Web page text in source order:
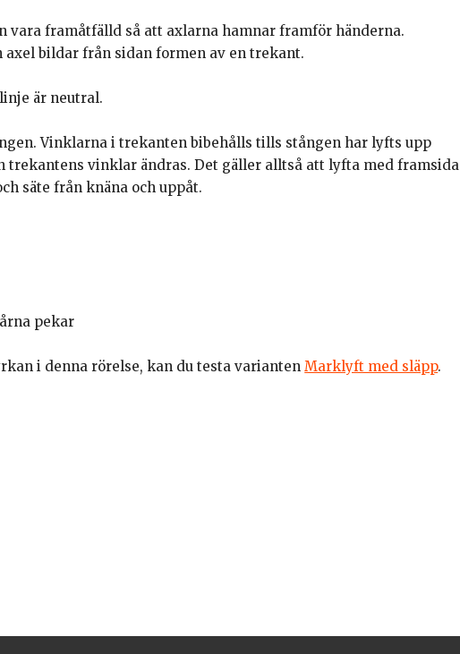
vara framåtfälld så att axlarna hamnar framför händerna.
bildar från sidan formen av en trekant.
är neutral.
Vinklarna i trekanten bibehålls tills stången har lyfts upp
trekantens vinklar ändras. Det gäller alltså att lyfta med framsida
säte från knäna och uppåt.
pekar
i denna rörelse, kan du testa variantenMarklyft med släpp.